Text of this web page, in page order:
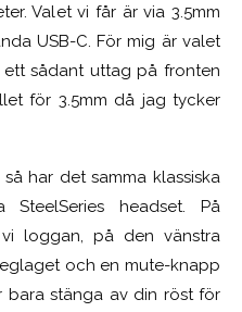
Valet vi får är via 3.5mm
USB-C. För mig är valet
sådant uttag på fronten
för 3.5mm då jag tycker
har det samma klassiska
headset. På
loggan, på den vänstra
och en mute-knapp
bara stänga av din röst för